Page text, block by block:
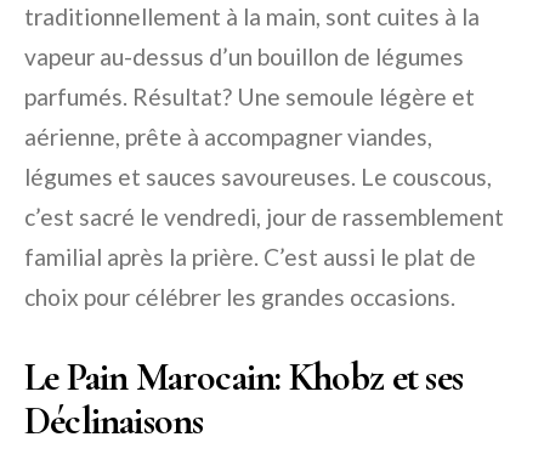
traditionnellement à la main, sont cuites à la
vapeur au-dessus d’un bouillon de légumes
parfumés. Résultat? Une semoule légère et
aérienne, prête à accompagner viandes,
légumes et sauces savoureuses. Le couscous,
c’est sacré le vendredi, jour de rassemblement
familial après la prière. C’est aussi le plat de
choix pour célébrer les grandes occasions.
Le Pain Marocain: Khobz et ses
Déclinaisons